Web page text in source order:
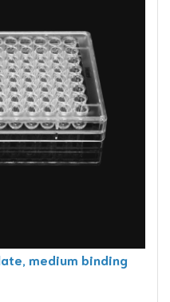
medium binding